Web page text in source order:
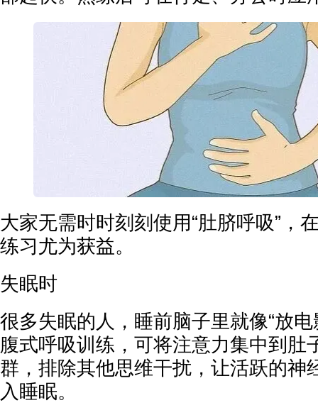
大家无需时时刻刻使用“肚脐呼吸”，
练习尤为获益。
失眠时
很多失眠的人，睡前脑子里就像“放
腹式呼吸训练，可将注意力集中到肚
群，排除其他思维干扰，让活跃的神
入睡眠。